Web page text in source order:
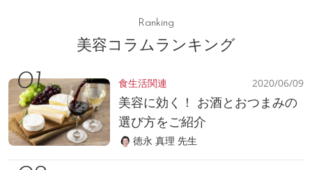
Ranking
美容コラムランキング
食生活関連 2020/06/09
美容に効く！ お酒とおつまみの
選び方をご紹介
徳永 真理 先生